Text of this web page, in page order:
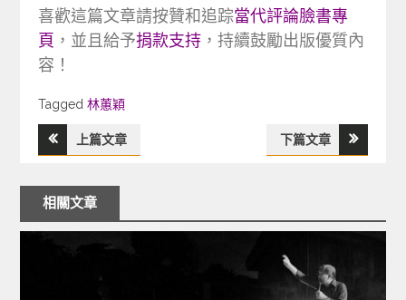
喜歡這篇文章請按贊和追踪當代評論臉書專
頁 ，並且給予捐款支持 ，持續鼓勵出版優質內
容！
Tagged
Tagged林蕙穎
文
章
上篇文章 下篇文章
相關文章